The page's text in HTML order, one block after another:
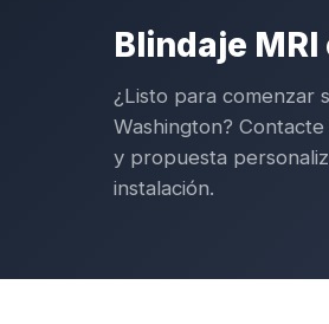
Blindaje
¿Listo para comenzar
Washington?
y propuesta
instalación.